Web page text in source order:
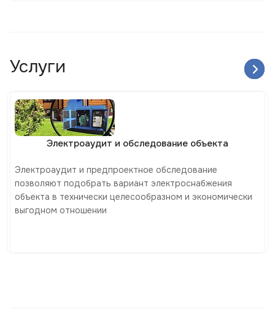
Услуги
Электроаудит и обследование объекта
Электроаудит и предпроектное обследование
позволяют подобрать вариант электроснабжения
объекта в технически целесообразном и экономически
выгодном отношении